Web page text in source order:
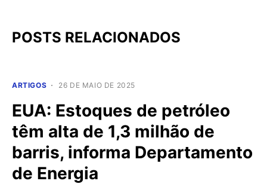
POSTS RELACIONADOS
ARTIGOS 26 DE MAIO DE 2025
EUA: Estoques de petróleo
têm alta de 1,3 milhão de
barris, informa Departamento
de Energia